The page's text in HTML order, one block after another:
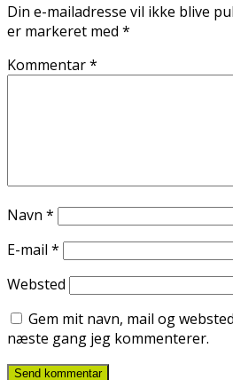
Din e-mailadresse vil ikke blive
er markeret med *
Kommentar*
Navn *
E-mail *
Websted
Gem mit navn, mail og
næste gang jeg kommenterer.